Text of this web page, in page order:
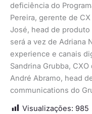
deficiência do
Pereira, gerente de
José, head de produto
será a vez de Adriana
experience e canais
Sandrina Grubba,
André Abramo, head
communications do
Visualizações: 985